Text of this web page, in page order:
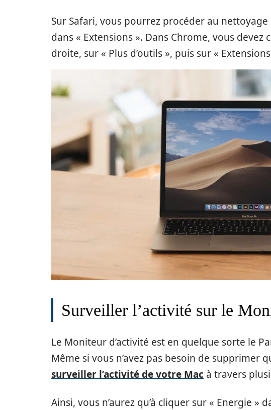
Sur Safari, vous pourrez procéder au
dans « Extensions ». Dans Chrome, vous
droite, sur « Plus d’outils », puis sur «
Surveiller l’activité sur le
Le Moniteur d’activité est en quelque sorte le
Même si vous n’avez pas besoin de supprimer
surveiller l’activité de votre Mac à travers
Ainsi, vous n’aurez qu’à cliquer sur « Energie »